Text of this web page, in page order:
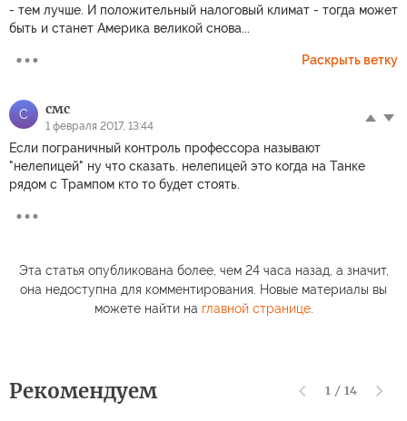
- тем лучше. И положительный налоговый климат - тогда может
быть и станет Америка великой снова...
Раскрыть ветку
С смс
1 февраля 2017, 13:44
Если пограничный контроль профессора называют
"нелепицей" ну что сказать. нелепицей это когда на Танке
рядом с Трампом кто то будет стоять.
Эта статья опубликована более, чем 24 часа назад, а значит,
она недоступна для комментирования. Новые материалы вы
можете найти на главной странице.
Рекомендуем 1 / 14